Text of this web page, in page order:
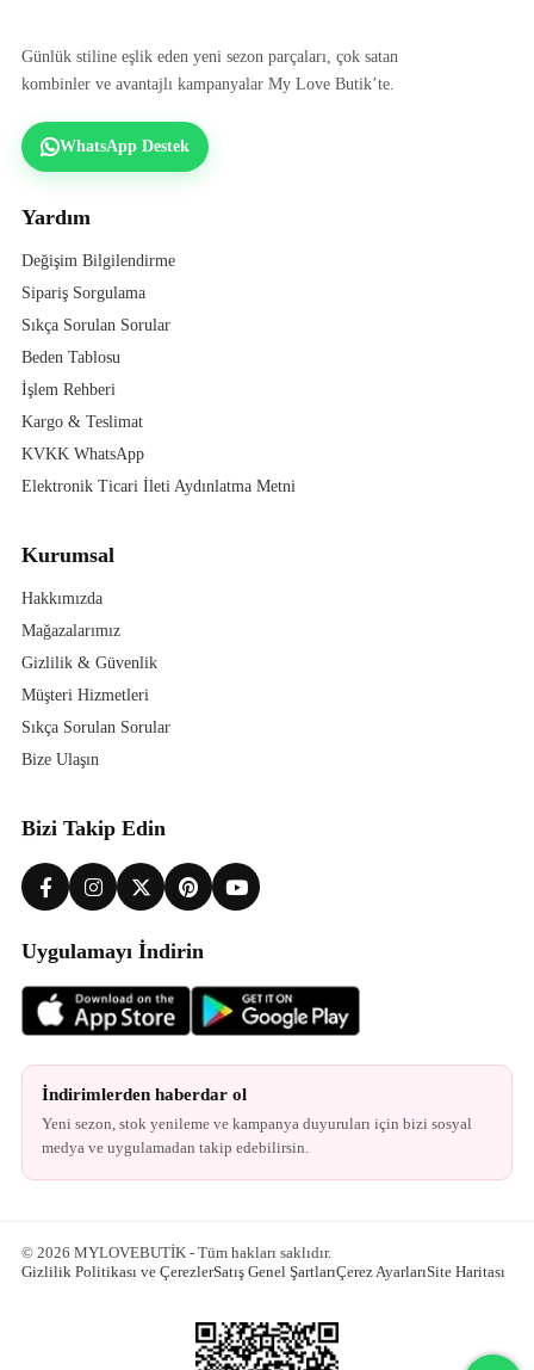
Günlük stiline eşlik eden yeni sezon parçaları, çok satan
kombinler ve avantajlı kampanyalar My Love Butik’te.
WhatsApp Destek
Yardım
Değişim Bilgilendirme
Sipariş Sorgulama
Sıkça Sorulan Sorular
Beden Tablosu
İşlem Rehberi
Kargo & Teslimat
KVKK WhatsApp
Elektronik Ticari İleti Aydınlatma Metni
Kurumsal
Hakkımızda
Mağazalarımız
Gizlilik & Güvenlik
Müşteri Hizmetleri
Sıkça Sorulan Sorular
Bize Ulaşın
Bizi Takip Edin
Uygulamayı İndirin
İndirimlerden haberdar ol
Yeni sezon, stok yenileme ve kampanya duyuruları için bizi sosyal
medya ve uygulamadan takip edebilirsin.
© 2026 MYLOVEBUTİK - Tüm hakları saklıdır.
Gizlilik Politikası ve ÇerezlerSatış Genel ŞartlarıÇerez AyarlarıSite Haritası